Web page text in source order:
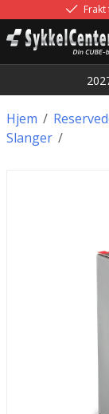
Frakt
/
Hjem
/
Slanger